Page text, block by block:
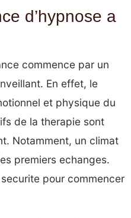
d’hypnose a
commence par un
En effet, le
et physique du
de la therapie sont
Notamment, un climat
premiers echanges.
pour commencer